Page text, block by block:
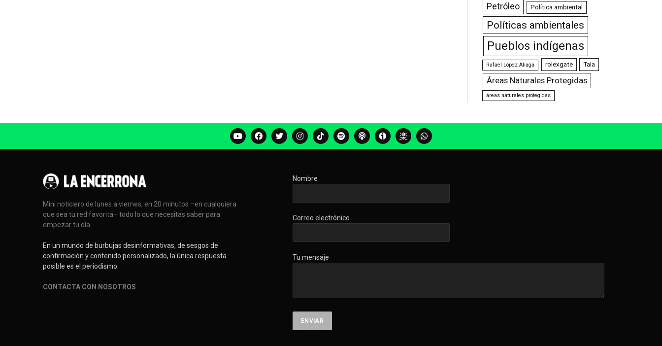
Petróleo Política ambiental
Políticas ambientales
Pueblos indígenas
Rafael López Aliaga rolexgate Tala
Áreas Naturales Protegidas
áreas naturales protegidas
Mini noticiero de lunes a viernes, en 20 minutos –en cualquiera
que sea tu red favorita– todo lo que necesitas saber para
empezar tu día.
En un mundo de burbujas desinformativas, de sesgos de
confirmación y contenido personalizado, la única respuesta
posible es el periodismo.
CONTACTA CON NOSOTROS
Nombre
Correo electrónico
Tu mensaje